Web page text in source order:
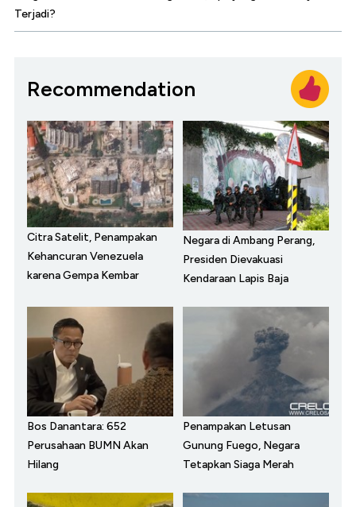
Terjadi?
Recommendation
Citra Satelit, Penampakan
Kehancuran Venezuela
karena Gempa Kembar
Negara di Ambang Perang,
Presiden Dievakuasi
Kendaraan Lapis Baja
Bos Danantara: 652
Perusahaan BUMN Akan
Hilang
Penampakan Letusan
Gunung Fuego, Negara
Tetapkan Siaga Merah